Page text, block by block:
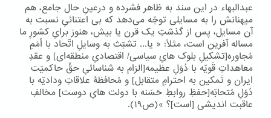
عبدالبهاء در این سند به ظاهر فشرده و درعینِ حال جامع، هم
میهنانش را به مسایلی توجّه می‌دهد که بی اعتنائیِ نسبت به
آن مسایل، پس از گذشتِ یک قرن یا بیش، هنوز برایِ کشورِ ما
مساله آفرین است، مثلاً: « یا... تشبّث به وسایلِ اتّحاد با اُمَمِ
مُجاوره[تشکیلِ بلوک هایِ سیاسی/ اقتصادیِ منطقه‌ای] و عقدِ
معاهداتِ قَویّه با دُوَلِ عظیمه[الزام به شناسائیِ حقِّ حاکمیّت
ایران و تَمکین به احترامِ متقابل] و مُحافظۀ علاقاتِ ودادیّه با
دُوَلِ مُتحابّه[حفظِ روابطِ حَسَنه با دولت هایِ دوست] مخالفِ
عاقبت اندیشی [است]؟ »(ص۱۹).